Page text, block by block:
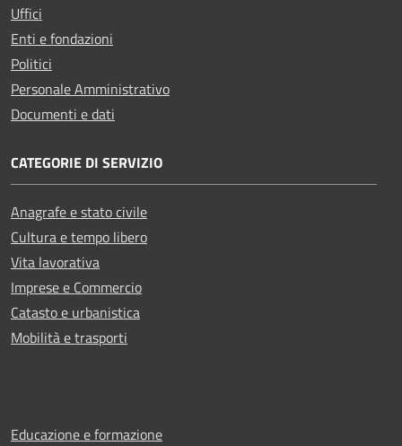
Uffici
Enti e fondazioni
Politici
Personale Amministrativo
Documenti e dati
CATEGORIE DI SERVIZIO
Anagrafe e stato civile
Cultura e tempo libero
Vita lavorativa
Imprese e Commercio
Catasto e urbanistica
Mobilità e trasporti
Educazione e formazione